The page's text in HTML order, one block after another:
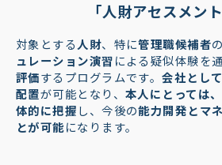
「人財アセスメン
対象とする 人財、特に管理職候補者の
ュレーション演習による疑似体験を通
評価するプログラムです。会社とし
配置が可能となり、 本人にとっては
体的に把握し、今後の能力開発とマ
とが可能になります。